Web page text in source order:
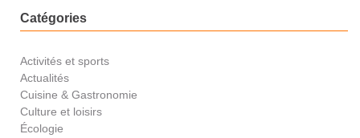
Catégories
Activités et sports
Actualités
Cuisine & Gastronomie
Culture et loisirs
Écologie